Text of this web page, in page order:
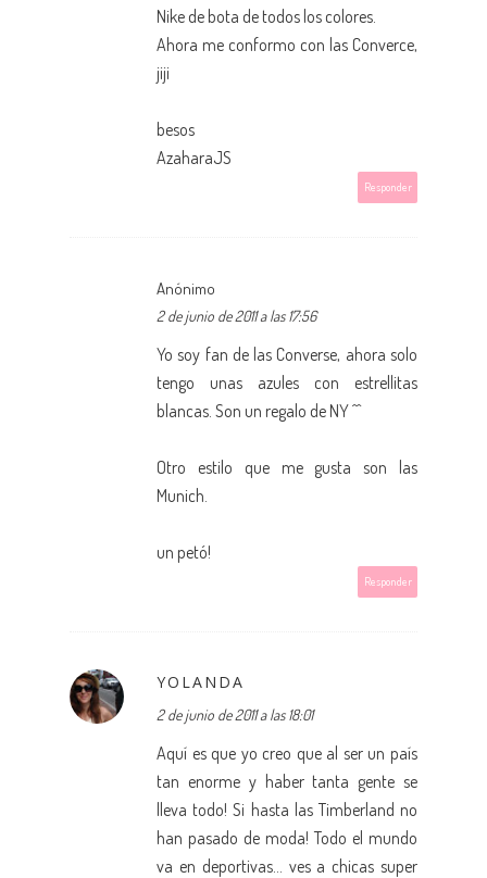
Nike de bota de todos los colores.
Ahora me conformo con las Converce,
jiji
besos
AzaharaJS
Responder
Anónimo
2 de junio de 2011 a las 17:56
Yo soy fan de las Converse, ahora solo
tengo unas azules con estrellitas
blancas. Son un regalo de NY ^^
Otro estilo que me gusta son las
Munich.
un petó!
Responder
YOLANDA
2 de junio de 2011 a las 18:01
Aquí es que yo creo que al ser un país
tan enorme y haber tanta gente se
lleva todo! Si hasta las Timberland no
han pasado de moda! Todo el mundo
va en deportivas... ves a chicas super